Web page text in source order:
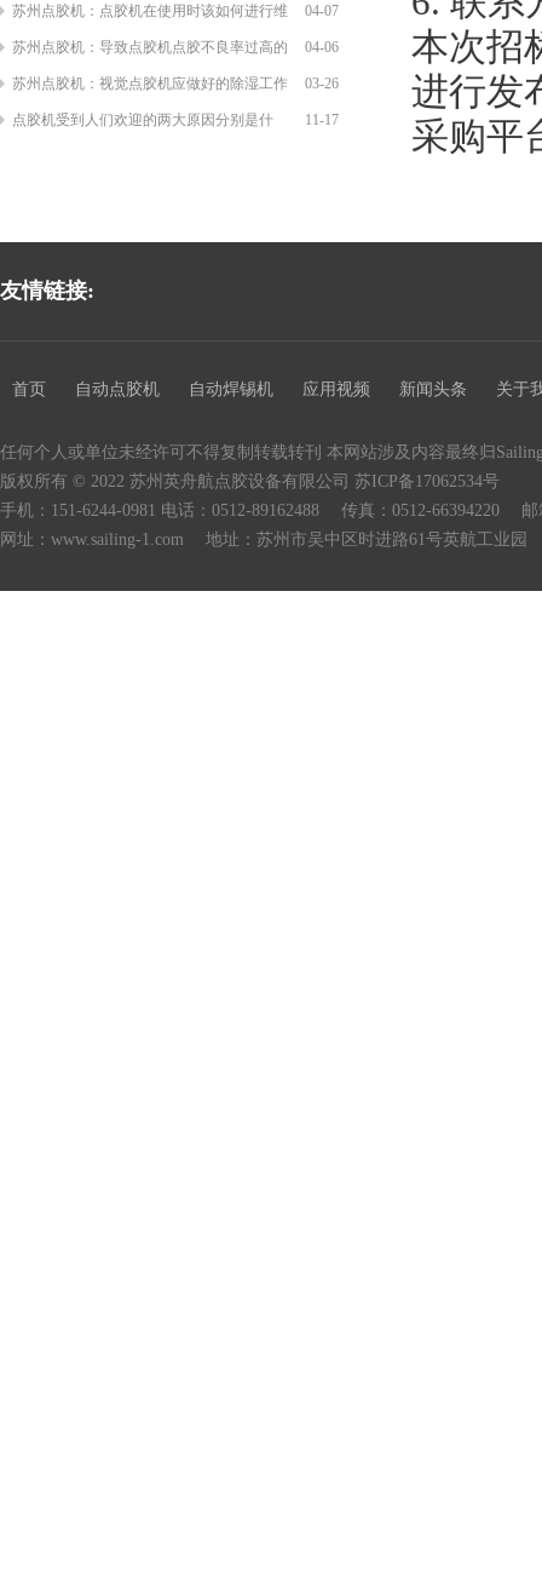
本次招
进行发
采购平
04-07
苏州点胶机：点胶机在使用时该如何进行维
04-06
苏州点胶机：导致点胶机点胶不良率过高的
03-26
苏州点胶机：视觉点胶机应做好的除湿工作
11-17
点胶机受到人们欢迎的两大原因分别是什
友情链接:
首页 自动点胶机 自动焊锡机 应用视频 新闻头条 关于
任何个人或单位未经许可不得复制转载转刊 本网站涉及内容最终归
版权所有 © 2022 苏州英舟航点胶设备有限公司 苏ICP备17062534号
手机：151-6244-0981 电话：0512-89162488 传真：0512-66394220 邮
网址：www.sailing-1.com 地址：苏州市吴中区时进路61号英航工业园